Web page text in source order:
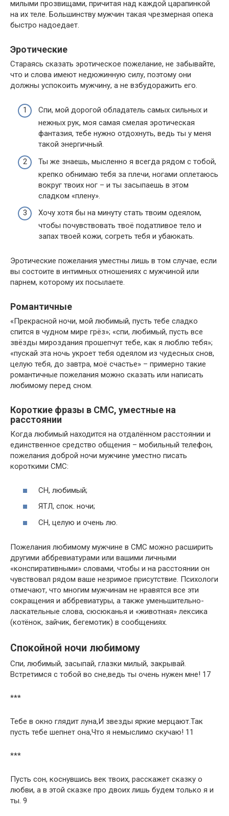
милыми прозвищами, причитая над каждой царапинкой
на их теле. Большинству мужчин такая чрезмерная опека
быстро надоедает.
Эротические
Стараясь сказать эротическое пожелание, не забывайте,
что и слова имеют недюжинную силу, поэтому они
должны успокоить мужчину, а не взбудоражить его.
Спи, мой дорогой обладатель самых сильных и
нежных рук, моя самая смелая эротическая
фантазия, тебе нужно отдохнуть, ведь ты у меня
такой энергичный.
Ты же знаешь, мысленно я всегда рядом с тобой,
крепко обнимаю тебя за плечи, ногами оплетаюсь
вокруг твоих ног – и ты засыпаешь в этом
сладком «плену».
Хочу хотя бы на минуту стать твоим одеялом,
чтобы почувствовать твоё податливое тело и
запах твоей кожи, согреть тебя и убаюкать.
Эротические пожелания уместны лишь в том случае, если
вы состоите в интимных отношениях с мужчиной или
парнем, которому их посылаете.
Романтичные
«Прекрасной ночи, мой любимый, пусть тебе сладко
спится в чудном мире грёз»; «спи, любимый, пусть все
звёзды мироздания прошепчут тебе, как я люблю тебя»;
«пускай эта ночь укроет тебя одеялом из чудесных снов,
целую тебя, до завтра, моё счастье» – примерно такие
романтичные пожелания можно сказать или написать
любимому перед сном.
Короткие фразы в СМС, уместные на
расстоянии
Когда любимый находится на отдалённом расстоянии и
единственное средство общения – мобильный телефон,
пожелания доброй ночи мужчине уместно писать
короткими СМС:
СН, любимый;
ЯТЛ, спок. ночи;
СН, целую и очень лю.
Пожелания любимому мужчине в СМС можно расширить
другими аббревиатурами или вашими личными
«конспиративными» словами, чтобы и на расстоянии он
чувствовал рядом ваше незримое присутствие. Психологи
отмечают, что многим мужчинам не нравятся все эти
сокращения и аббревиатуры, а также уменьшительно-
ласкательные слова, сюсюканья и «животная» лексика
(котёнок, зайчик, бегемотик) в сообщениях.
Спокойной ночи любимому
Спи, любимый, засыпай, глазки милый, закрывай.
Встретимся с тобой во сне,ведь ты очень нужен мне! 17
***
Тебе в окно глядит луна,И звезды яркие мерцают.Так
пусть тебе шепнет она,Что я немыслимо скучаю! 11
***
Пусть сон, коснувшись век твоих, расскажет сказку о
любви, а в этой сказке про двоих лишь будем только я и
ты. 9